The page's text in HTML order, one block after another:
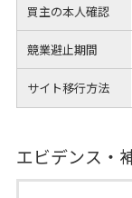
買主の本人確認
競業避止期間
サイト移行方法
エビデンス・